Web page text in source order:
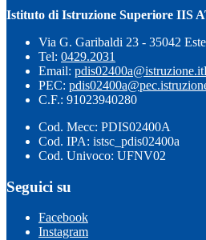
Istituto di Istruzione Superiore IIS
Via G. Garibaldi 23 - 35042
Tel: 0429.2031
Email: pdis02400a@istruzione.it
PEC:
C.F.: 91023940280
Cod. Mecc: PDIS02400A
Cod. IPA: istsc_pdis02400a
Cod. Univoco: UFNV02
Seguici su
Facebook
Instagram